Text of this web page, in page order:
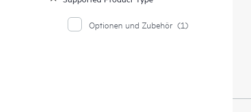
Optionen und Zubehör (1)